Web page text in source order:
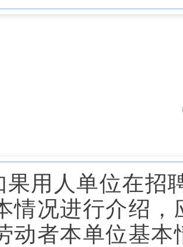
果用人单位在招
情况进行介绍
动者本单位基